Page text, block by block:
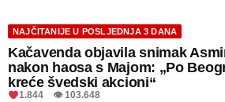
NAJČITANIJE U POSLJEDNJA 3 DANA
Kačavenda objavila snimak
nakon haosa s Majom: „Po
kreće švedski akcioni“
1.844 👁 103.648